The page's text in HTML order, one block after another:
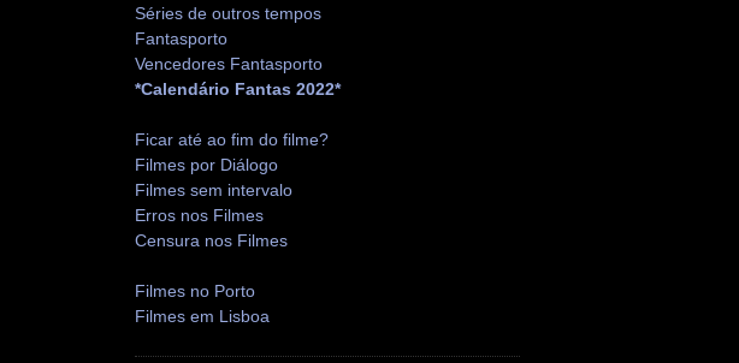
Séries de outros tempos
Fantasporto
Vencedores Fantasporto
*Calendário Fantas 2022*
Ficar até ao fim do filme?
Filmes por Diálogo
Filmes sem intervalo
Erros nos Filmes
Censura nos Filmes
Filmes no Porto
Filmes em Lisboa